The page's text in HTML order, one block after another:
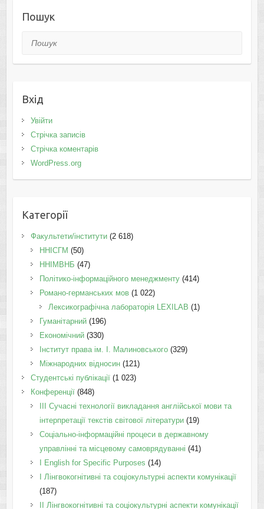
Пошук
Пошук
Вхід
Увійти
Стрічка записів
Стрічка коментарів
WordPress.org
Категорії
Факультети/інститути(2 618)
ННІСГМ (50)
ННІМВНБ (47)
Політико-інформаційного менеджменту(414)
Романо-германських мов(1 022)
Лексикографічна лабораторія LEXILAB (1)
Гуманітарний(196)
Економічний(330)
Інститут права ім. І. Малиновського(329)
Міжнародних відносин(121)
Студентські публікації(1 023)
Конференції(848)
III Сучасні технології викладання англійської мови та
інтерпретації текстів світової літератури(19)
Соціально-інформаційні процеси в державному
управлінні та місцевому самоврядуванні (41)
І English for Specific Purposes (14)
I Лінгвокогнітивні та соціокультурні аспекти комунікації
(187)
IІ Лінгвокогнітивні та соціокультурні аспекти комунікації